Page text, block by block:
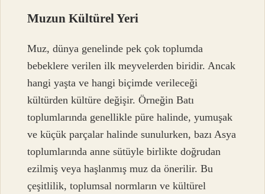
Muzun Kültürel Yeri
Muz, dünya genelinde pek çok toplumda
bebeklere verilen ilk meyvelerden biridir. Ancak
hangi yaşta ve hangi biçimde verileceği
kültürden kültüre değişir. Örneğin Batı
toplumlarında genellikle püre halinde, yumuşak
ve küçük parçalar halinde sunulurken, bazı Asya
toplumlarında anne sütüyle birlikte doğrudan
ezilmiş veya haşlanmış muz da önerilir. Bu
çeşitlilik, toplumsal normların ve kültürel